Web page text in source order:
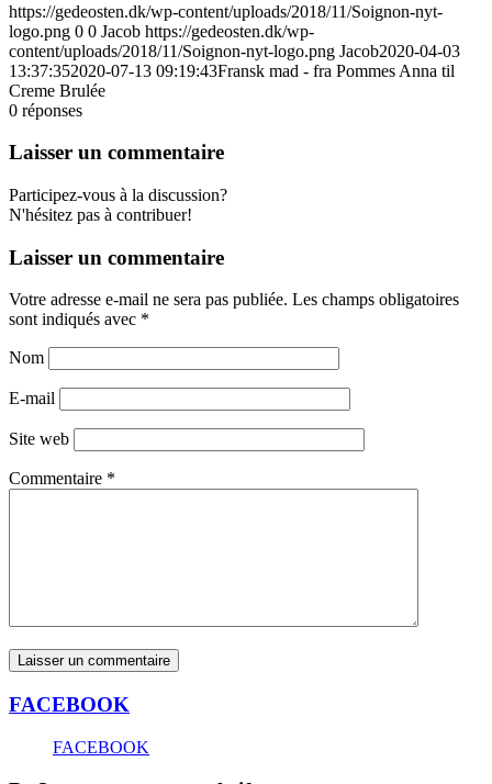
https://gedeosten.dk/wp-content/uploads/2018/11/Soignon-nyt-
logo.png 0 0 Jacob https://gedeosten.dk/wp-
content/uploads/2018/11/Soignon-nyt-logo.png Jacob2020-04-03
13:37:352020-07-13 09:19:43Fransk mad - fra Pommes Anna til
Creme Brulée
0 réponses
Laisser un commentaire
Participez-vous à la discussion?
N'hésitez pas à contribuer!
Laisser un commentaire
Votre adresse e-mail ne sera pas publiée. Les champs obligatoires
sont indiqués avec *
Nom
E-mail
Site web
Commentaire *
FACEBOOK
FACEBOOK